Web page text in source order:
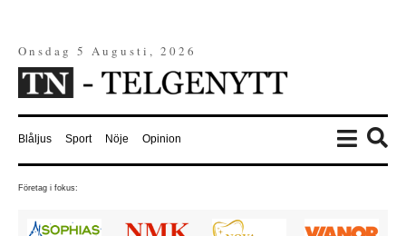
Onsdag 5 Augusti, 2026
Blåljus Sport Nöje Opinion
Företag i fokus: